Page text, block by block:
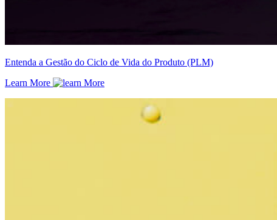
Entenda a Gestão do Ciclo de Vida do Produto (PLM)
Learn More